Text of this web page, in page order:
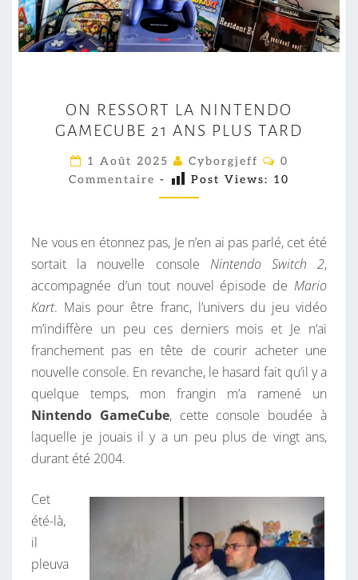
N
R
E
S
S
R
T
L
A
N
I
N
T
E
N
A
M
E
ON RESSORT LA NINTENDO
GAMECUBE 21 ANS PLUS TARD
1 Août 2025 Cyborgjeff
C
M
T
A
I
R
E
0
Commentaire - Post Views: 10
Ne vous en étonnez pas, Je n’en ai pas parlé, cet été
sortait la nouvelle console Nintendo Switch 2,
accompagnée d’un tout nouvel épisode de Mario
Kart. Mais pour être franc, l’univers du jeu vidéo
m’indiffère un peu ces derniers mois et Je n’ai
franchement pas en tête de courir acheter une
nouvelle console. En revanche, le hasard fait qu’il y a
quelque temps, mon frangin m’a ramené un
Nintendo GameCube, cette console boudée à
laquelle je jouais il y a un peu plus de vingt ans,
durant été 2004.
Cet
été-là,
il
pleuva